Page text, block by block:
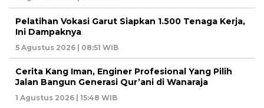
Pelatihan Vokasi Garut Siapkan 1.500 Tenaga Kerja,
Ini Dampaknya
5 Agustus 2026 | 08:51 WIB
Cerita Kang Iman, Enginer Profesional Yang Pilih
Jalan Bangun Generasi Qur’ani di Wanaraja
1 Agustus 2026 | 15:48 WIB